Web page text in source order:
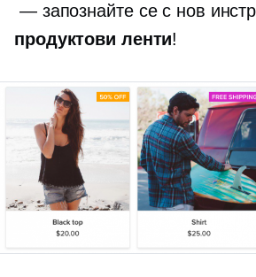
— запознайте се с нов
продуктови ленти!